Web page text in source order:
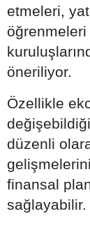
etmeleri,
öneriliyor.
Özellikle
düzenli
finansal
sağlayabilir.